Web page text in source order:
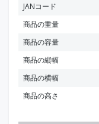
JANコード
商品の重量
商品の容量
商品の縦幅
商品の横幅
商品の高さ